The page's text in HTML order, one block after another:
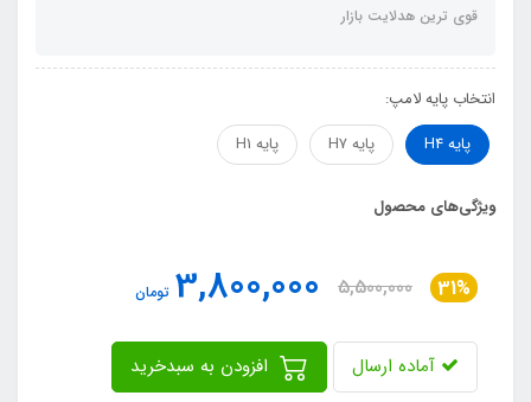
قوی ترین هدلایت بازار
انتخاب پایه لامپ:
پایه H4
پایه H7 پایه H1
ویژگی‌های محصول
31%
5,500,000
3,800,000 تومان
آماده ارسال